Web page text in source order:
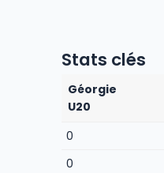
Stats clés
Géorgie
U20
0
0